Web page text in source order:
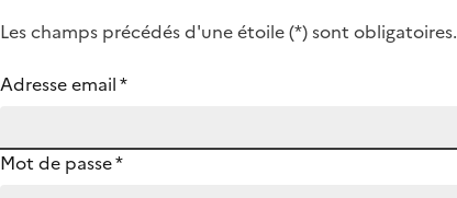
Les champs précédés d'une étoile (*) sont obligatoires.
Adresse email*
Mot de passe*